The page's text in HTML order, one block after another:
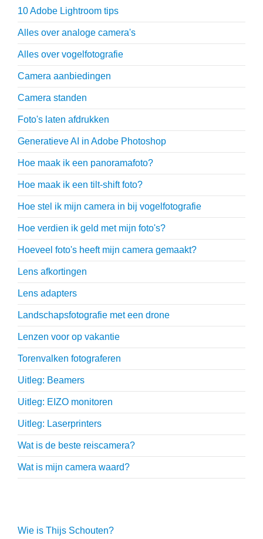
10 Adobe Lightroom tips
Alles over analoge camera's
Alles over vogelfotografie
Camera aanbiedingen
Camera standen
Foto's laten afdrukken
Generatieve AI in Adobe Photoshop
Hoe maak ik een panoramafoto?
Hoe maak ik een tilt-shift foto?
Hoe stel ik mijn camera in bij vogelfotografie
Hoe verdien ik geld met mijn foto's?
Hoeveel foto's heeft mijn camera gemaakt?
Lens afkortingen
Lens adapters
Landschapsfotografie met een drone
Lenzen voor op vakantie
Torenvalken fotograferen
Uitleg: Beamers
Uitleg: EIZO monitoren
Uitleg: Laserprinters
Wat is de beste reiscamera?
Wat is mijn camera waard?
Wie is Thijs Schouten?